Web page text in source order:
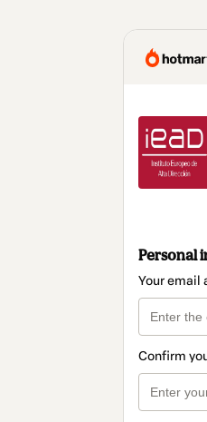
Personal
Your email
Confirm